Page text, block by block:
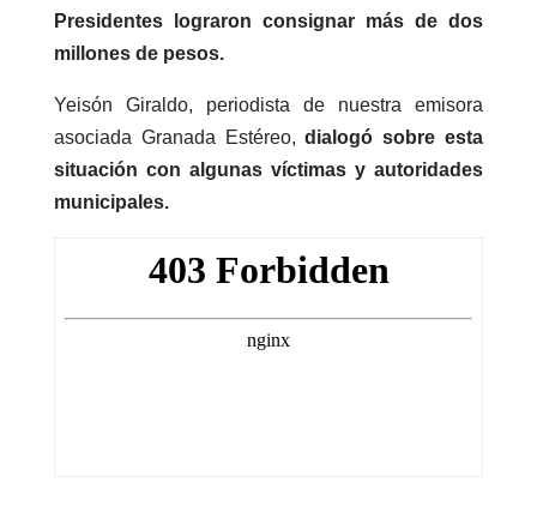
Presidentes lograron consignar más de dos
millones de pesos.
Yeisón Giraldo, periodista de nuestra emisora
asociada Granada Estéreo,dialogó sobre esta
situación con algunas víctimas y autoridades
municipales.